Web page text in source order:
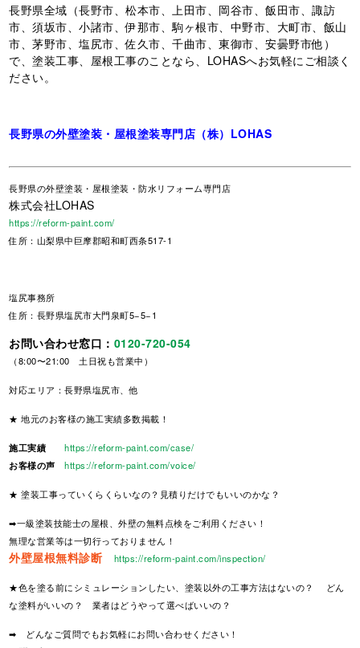
長野県全域（長野市、松本市、上田市、岡谷市、飯田市、諏訪
市、須坂市、小諸市、伊那市、駒ヶ根市、中野市、大町市、飯山
市、茅野市、塩尻市、佐久市、千曲市、東御市、安曇野市他）
で、塗装工事、屋根工事のことなら、LOHASへお気軽にご相談く
ださい。
長野県の外壁塗装・屋根塗装専門店（株）LOHAS
長野県の外壁塗装・屋根塗装・防水リフォーム専門店
株式会社LOHAS
https://reform-paint.com/
住所：山梨県中巨摩郡昭和町西条517-1
塩尻事務所
住所：長野県塩尻市大門泉町5−5−1
お問い合わせ窓口： 0120-720-054
（8:00〜21:00 土日祝も営業中）
対応エリア：長野県塩尻市、他
★ 地元のお客様の施工実績多数掲載！
施工実績
https://reform-paint.com/case/
お客様の声
https://reform-paint.com/voice/
★ 塗装工事っていくらくらいなの？見積りだけでもいいのかな？
➡一級塗装技能士の屋根、外壁の無料点検をご利用ください！
無理な営業等は一切行っておりません！
外壁屋根無料診断 https://reform-paint.com/inspection/
★色を塗る前にシミュレーションしたい、塗装以外の工事方法はないの？ どん
な塗料がいいの？ 業者はどうやって選べばいいの？
➡ どんなご質問でもお気軽にお問い合わせください！